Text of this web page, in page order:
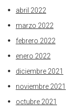
abril 2022
marzo 2022
febrero 2022
enero 2022
diciembre 2021
noviembre 2021
octubre 2021